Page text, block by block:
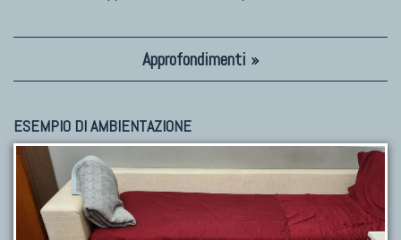
Approfondimenti »
ESEMPIO DI AMBIENTAZIONE